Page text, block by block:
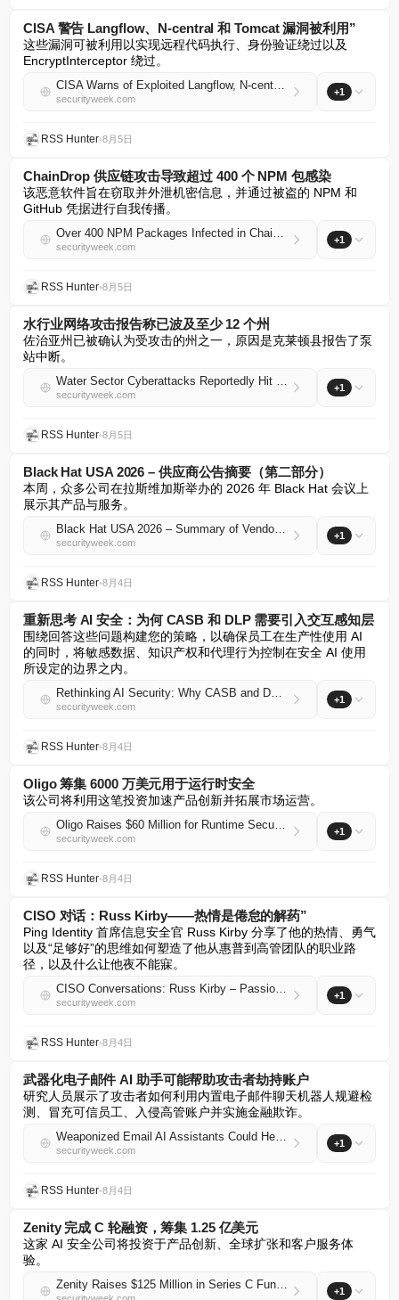
CISA 警告 Langflow、N-central 和 Tomcat 漏洞被利用”
这些漏洞可被利用以实现远程代码执行、身份验证绕过以及
EncryptInterceptor 绕过。
CISA Warns of Exploited Langflow, N-central, and Tomcat Vulnerabilities
securityweek.com
+1
RSS Hunter•8月5日
ChainDrop 供应链攻击导致超过 400 个 NPM 包感染
该恶意软件旨在窃取并外泄机密信息，并通过被盗的 NPM 和
GitHub 凭据进行自我传播。
Over 400 NPM Packages Infected in ChainDrop Supply Chain Attack
securityweek.com
+1
RSS Hunter•8月5日
水行业网络攻击报告称已波及至少 12 个州
佐治亚州已被确认为受攻击的州之一，原因是克莱顿县报告了泵
站中断。
Water Sector Cyberattacks Reportedly Hit at Least 12 States
securityweek.com
+1
RSS Hunter•8月5日
Black Hat USA 2026 – 供应商公告摘要（第二部分）
本周，众多公司在拉斯维加斯举办的 2026 年 Black Hat 会议上
展示其产品与服务。
Black Hat USA 2026 – Summary of Vendor Announcements (Part 2)
securityweek.com
+1
RSS Hunter•8月4日
重新思考 AI 安全：为何 CASB 和 DLP 需要引入交互感知层
围绕回答这些问题构建您的策略，以确保员工在生产性使用 AI
的同时，将敏感数据、知识产权和代理行为控制在安全 AI 使用
所设定的边界之内。
Rethinking AI Security: Why CASB and DLP Need an Interaction-Aware Layer
securityweek.com
+1
RSS Hunter•8月4日
Oligo 筹集 6000 万美元用于运行时安全
该公司将利用这笔投资加速产品创新并拓展市场运营。
Oligo Raises $60 Million for Runtime Security
securityweek.com
+1
RSS Hunter•8月4日
CISO 对话：Russ Kirby——热情是倦怠的解药”
Ping Identity 首席信息安全官 Russ Kirby 分享了他的热情、勇气
以及“足够好”的思维如何塑造了他从惠普到高管团队的职业路
径，以及什么让他夜不能寐。
CISO Conversations: Russ Kirby – Passion Is the Antidote to Burnout
securityweek.com
+1
RSS Hunter•8月4日
武器化电子邮件 AI 助手可能帮助攻击者劫持账户
研究人员展示了攻击者如何利用内置电子邮件聊天机器人规避检
测、冒充可信员工、入侵高管账户并实施金融欺诈。
Weaponized Email AI Assistants Could Help Attackers Hijack Accounts
securityweek.com
+1
RSS Hunter•8月4日
Zenity 完成 C 轮融资，筹集 1.25 亿美元
这家 AI 安全公司将投资于产品创新、全球扩张和客户服务体
验。
Zenity Raises $125 Million in Series C Funding +1